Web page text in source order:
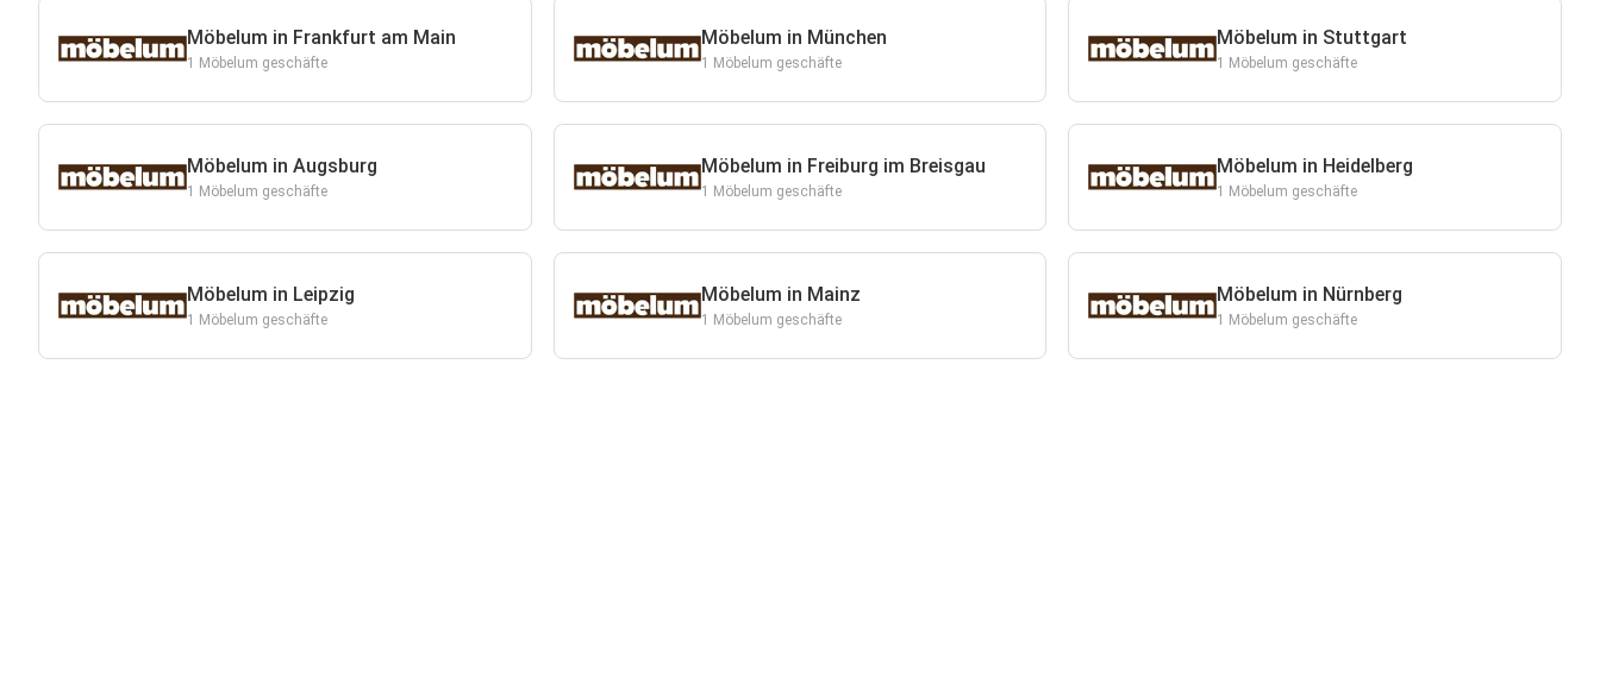
Möbelum in Frankfurt am Main
1 Möbelum geschäfte
Möbelum in München
1 Möbelum geschäfte
Möbelum in Stuttgart
1 Möbelum geschäfte
Möbelum in Augsburg
1 Möbelum geschäfte
Möbelum in Freiburg im Breisgau
1 Möbelum geschäfte
Möbelum in Heidelberg
1 Möbelum geschäfte
Möbelum in Leipzig
1 Möbelum geschäfte
Möbelum in Mainz
1 Möbelum geschäfte
Möbelum in Nürnberg
1 Möbelum geschäfte